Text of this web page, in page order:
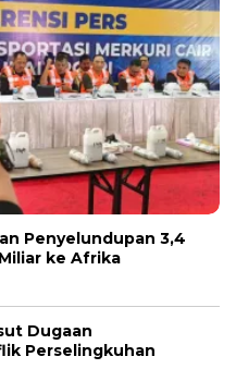
Penyelundupan 3,4
ke Afrika
Dugaan
Perselingkuhan